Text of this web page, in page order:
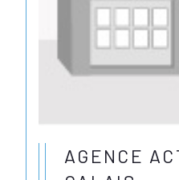
AGENCE